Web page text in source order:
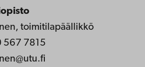
toimitilapäällikkö
567 7815